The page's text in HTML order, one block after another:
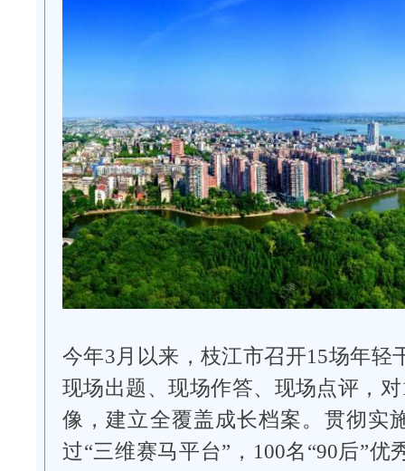
今年3月以来，枝江市召开15场年轻
现场出题、现场作答、现场点评，
像，建立全覆盖成长档案。贯彻实
过“三维赛马平台”，100名“90后”优